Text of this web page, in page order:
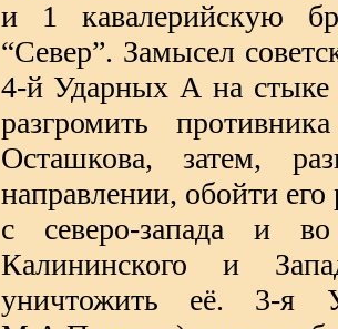
и 1 кавалерийскую
“Север”. Замысел
4-й Ударных А на стыке
разгромить
Осташкова, затем,
направлении, обойти
с северо-запада и
Калининского и
уничтожить её. 3-я